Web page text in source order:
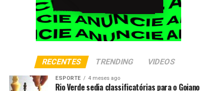
RECENTES TRENDING VIDEOS
ESPORTE 4 meses ago
Rio Verde sedia classificatórias para o Goiano